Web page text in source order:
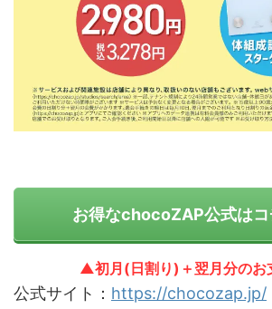
お得なchocoZAP公式はコ
▲初月(日割り)＋翌月分の
公式サイト： https://chocozap.jp/